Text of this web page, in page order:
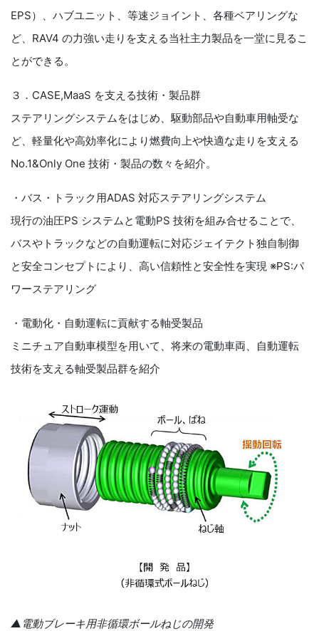
EPS）、ハブユニット、等速ジョイント、各種ベアリングな
ど、RAV4 の力強い走りを支える当社主力製品を一堂に見るこ
とができる。
３．CASE,MaaS を支える技術・製品群
ステアリングシステムをはじめ、駆動部品や自動車用軸受な
ど、軽量化や高効率化により燃費向上や快適な走りを支える
No.1&Only One 技術・製品の数々を紹介。
・バス・トラック用ADAS 対応ステアリングシステム
現行の油圧PS システムと電動PS 技術を組み合せることで、
バスやトラックなどの自動運転に対応ジェイテクト独自制御
と安全コンセプトにより、高い信頼性と安全性を実現 ※PS:パ
ワーステアリング
・電動化・自動運転に貢献する軸受製品
ミニチュア自動車模型を用いて、将来の電動車両、自動運転
技術を支える軸受製品群を紹介
▲電動ブレーキ用非循環ボールねじの開発